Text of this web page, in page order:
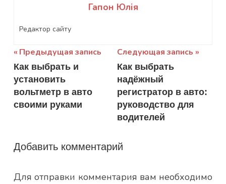
Гапон Юлія
Редактор сайту
Навигация
по
записям
Предыдущая запись
Как выбрать и
установить
вольтметр в авто
своими руками
Следующая запись
Как выбрать
надёжный
регистратор в авто:
руководство для
водителей
Добавить комментарий
Для отправки комментария вам необходимо